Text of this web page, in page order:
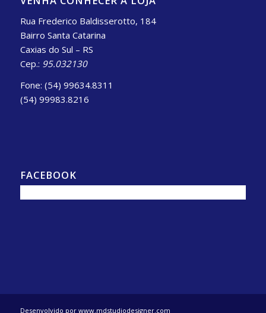
Rua Frederico Baldisserotto, 184
Bairro Santa Catarina
Caxias do Sul – RS
Cep.: 95.032130
Fone: (54) 99634.8311
(54) 99983.8216
FACEBOOK
Desenvolvido por www.mdstudiodesigner.com